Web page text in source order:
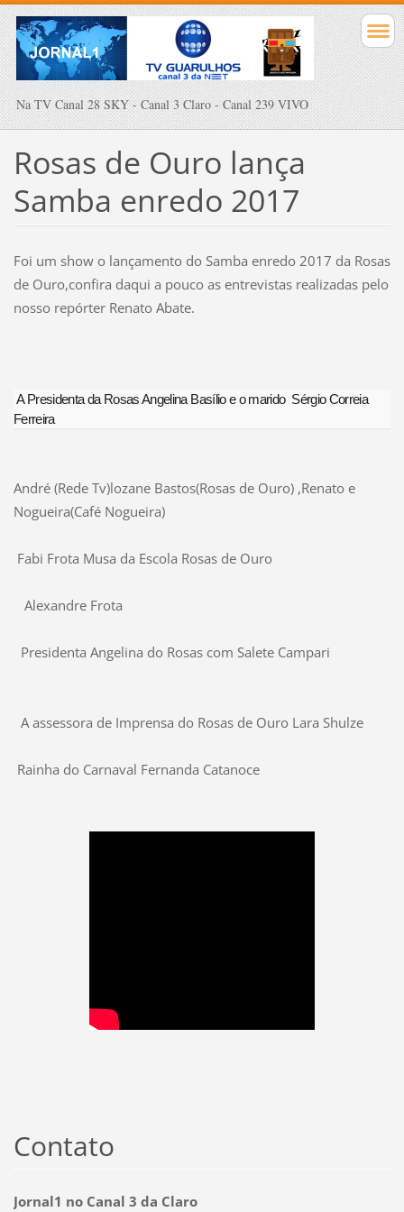
Na TV Canal 28 SKY - Canal 3 Claro - Canal 239 VIVO
Rosas de Ouro lança
Samba enredo 2017
Foi um show o lançamento do Samba enredo 2017 da Rosas
de Ouro,confira daqui a pouco as entrevistas realizadas pelo
nosso repórter Renato Abate.
A Presidenta da Rosas Angelina Basílio e o marido Sérgio Correia
Ferreira
André (Rede Tv)lozane Bastos(Rosas de Ouro) ,Renato e
Nogueira(Café Nogueira)
Fabi Frota Musa da Escola Rosas de Ouro
Alexandre Frota
Presidenta Angelina do Rosas com Salete Campari
A assessora de Imprensa do Rosas de Ouro Lara Shulze
Rainha do Carnaval Fernanda Catanoce
Contato
Jornal1 no Canal 3 da Claro